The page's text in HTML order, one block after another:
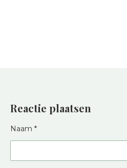
Reactie plaatsen
Naam *